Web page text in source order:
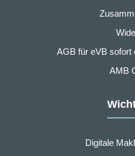
AGB für eVB sofort
AMB
Digitale